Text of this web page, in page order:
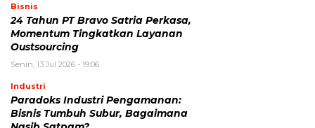
Bisnis
24 Tahun PT Bravo Satria Perkasa,
Momentum Tingkatkan Layanan
Oustsourcing
Senin, 13 Jul 2026 - 19:06
Industri
Paradoks Industri Pengamanan:
Bisnis Tumbuh Subur, Bagaimana